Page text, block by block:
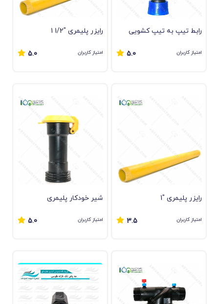
رابط تیپ به تیپ کشویی
امتیاز کاربران 5.0
رایزر پلیمری "1/2 1
امتیاز کاربران 5.0
رایزر پلیمری "1
امتیاز کاربران 3.5
شیر خودکار پلیمری
امتیاز کاربران 5.0